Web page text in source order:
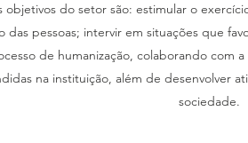
do setor são: estimular o
das pessoas; intervir em situações que
de humanização, colaborando com
na instituição, além de desenvolver
sociedade.